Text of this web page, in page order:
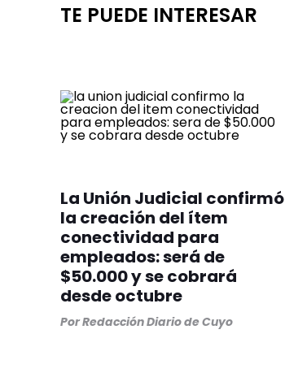
TE PUEDE INTERESAR
La Unión Judicial confirmó
la creación del ítem
conectividad para
empleados: será de
$50.000 y se cobrará
desde octubre
PorRedacción Diario de Cuyo